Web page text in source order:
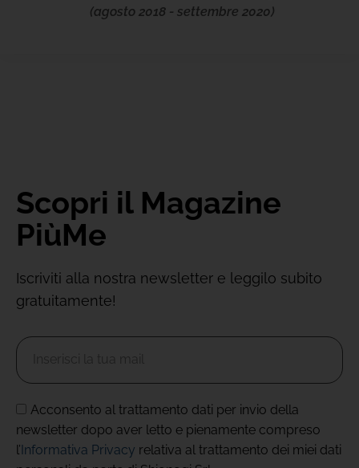
(agosto 2018 - settembre 2020)
Scopri il Magazine
PiùMe
Iscriviti alla nostra newsletter e leggilo subito
gratuitamente!
Acconsento al trattamento dati per invio della
newsletter dopo aver letto e pienamente compreso
l’Informativa Privacy relativa al trattamento dei miei dati